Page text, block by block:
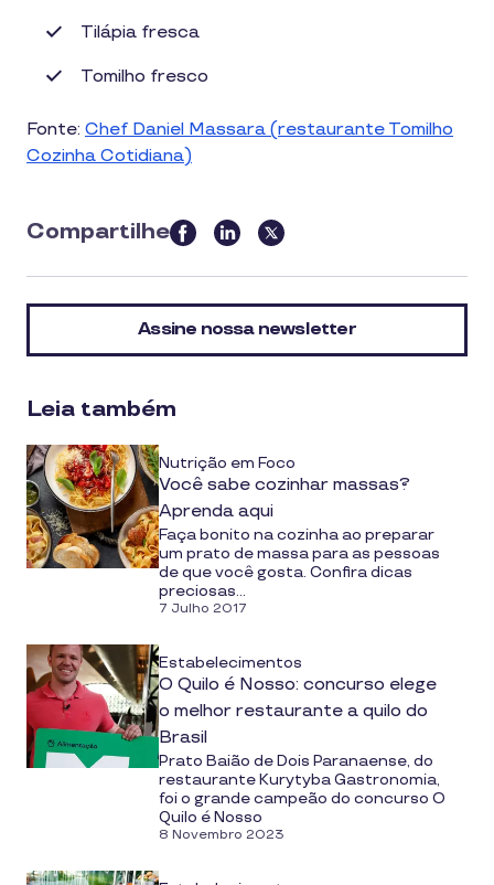
Tilápia fresca
Tomilho fresco
Fonte: Chef Daniel Massara (restaurante Tomilho
Cozinha Cotidiana)
Compartilhe
this
article
on
Assine nossa newsletter
Leia também
Nutrição em Foco
Você sabe cozinhar massas?
Aprenda aqui
Faça bonito na cozinha ao preparar
um prato de massa para as pessoas
de que você gosta. Confira dicas
preciosas...
7 Julho 2017
Estabelecimentos
O Quilo é Nosso: concurso elege
o melhor restaurante a quilo do
Brasil
Prato Baião de Dois Paranaense, do
restaurante Kurytyba Gastronomia,
foi o grande campeão do concurso O
Quilo é Nosso
8 Novembro 2023